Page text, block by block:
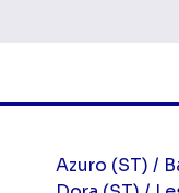
Azuro (ST) /